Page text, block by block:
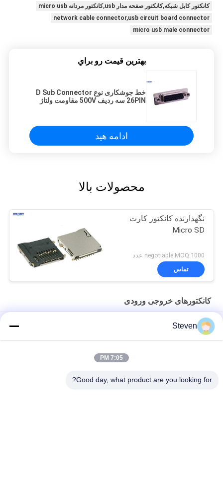
کانکتور کابل شبکه,کانکتور صفحه مدار usb,کانکتور مردانه micro usb
network cable connector,usb circuit board connector
micro usb male connector
بهترين قيمت رو براي
خط جوشکاری نوع D Sub Connector
26PIN سه ردیف 500V مقاومت ولتاژ
ادامه هید
محصولات بالا
نگهدارنده کانکتور کارت
Micro SD
negotiable MOQ:1000 عدد
تماس
کانکتورهای خروجی ورودی
100V مقاومت ولتاژSteven
7:05 PM
Good day, what product are you looking for?